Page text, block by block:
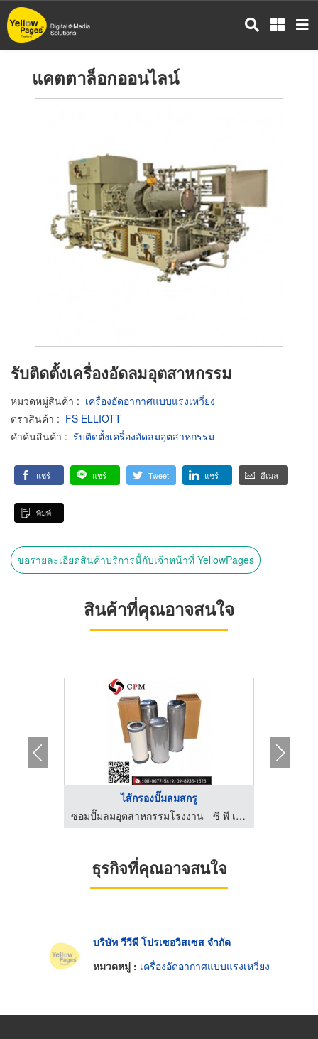
ข้าม
ไป
แคตตาล็อกออนไลน์
รับติดตั้งเครื่องอัดลมอุตสาหกรรม
หมวดหมู่สินค้า : เครื่องอัดอากาศแบบแรงเหวี่ยง
ตราสินค้า : FS ELLIOTT
คำค้นสินค้า : รับติดตั้งเครื่องอัดลมอุตสาหกรรม
แชร์ แชร์ Tweet แชร์ อีเมล
พิมพ์
ขอรายละเอียดสินค้าบริการนี้กับเจ้าหน้าที่ YellowPages
สินค้าที่คุณอาจสนใจ
ไส้กรองปั๊มลมสกรู
ซ่อมปั๊มลมอุตสาหกรรมโรงงาน - ซี พี เอ็ม เซอร์วิส
ธุรกิจที่คุณอาจสนใจ
บริษัท วีวีพี โปรเซอวิสเซส จำกัด
หมวดหมู่ : เครื่องอัดอากาศแบบแรงเหวี่ยง